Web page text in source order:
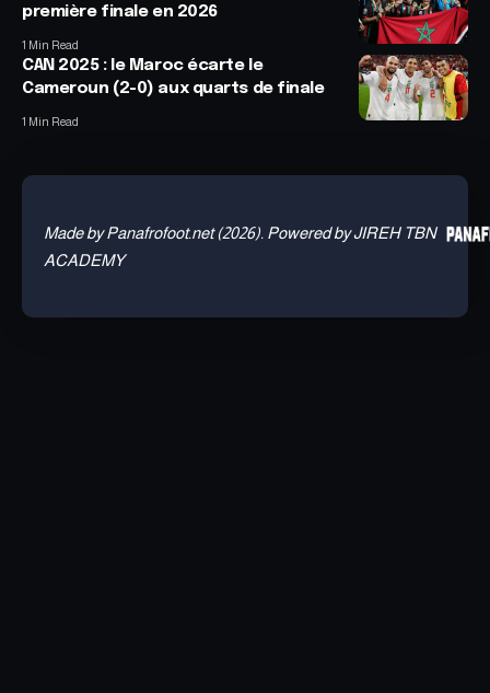
première finale en 2026
1 Min Read
CAN 2025 : le Maroc écarte le
Cameroun (2-0) aux quarts de finale
1 Min Read
Made by Panafrofoot.net (2026). Powered by JIREH TBN
ACADEMY